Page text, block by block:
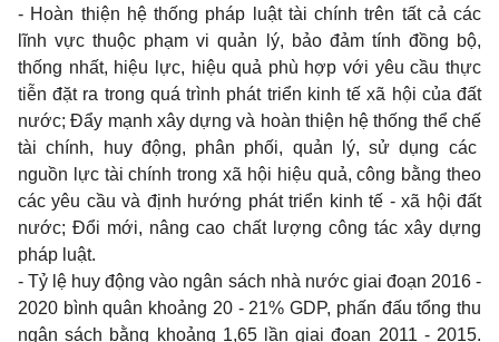
- Hoàn thiện hệ thống pháp luật tài chính trên tất cả các
lĩnh vực thuộc phạm vi quản lý, bảo đảm tính đồng bộ,
thống nhất, hiệu lực, hiệu quả phù hợp với yêu cầu thực
tiễn đặt ra trong quá trình phát triển kinh tế xã hội của đất
nước; Đẩy mạnh xây dựng và hoàn thiện hệ thống thểchế
tài chính, huy động, phân phối, quản lý, sử dụng các
nguồn lực tài chính trong xã hội hiệu quả, công bằng theo
các yêu cầu và định hướng phát triển kinh tế - xã hội đất
nước; Đổi mới, nâng cao chất lượng công tác xây dựng
pháp luật.
- Tỷ lệ huy động vào ngân sách nhà nước giai đoạn 2016 -
2020 bình quân khoảng 20 - 21% GDP, phấn đấu tổng thu
ngân sách bằng khoảng 1,65 lần giai đoạn 2011 - 2015.